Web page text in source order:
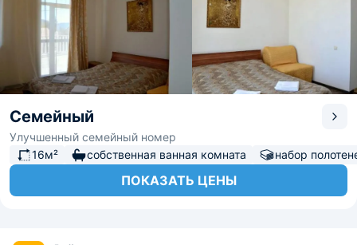
Семейный
Улучшенный семейный номер
16м²
собственная ванная комната набор
ПОКАЗАТЬ ЦЕНЫ